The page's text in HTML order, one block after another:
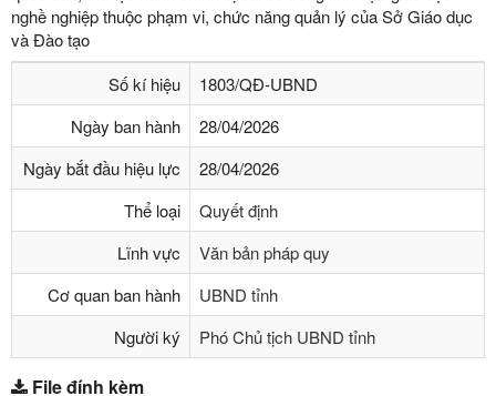
nghề nghiệp thuộc phạm vi, chức năng quản lý của Sở Giáo dục
và Đào tạo
Số kí hiệu
1803/QĐ-UBND
Ngày ban hành
28/04/2026
Ngày bắt đầu hiệu lực
28/04/2026
Thể loại
Quyết định
Lĩnh vực
Văn bản pháp quy
Cơ quan ban hành
UBND tỉnh
Người ký
Phó Chủ tịch UBND tỉnh
File đính kèm